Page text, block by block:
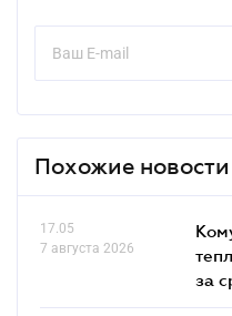
Похожие новости
17.05
7 августа 2026
за